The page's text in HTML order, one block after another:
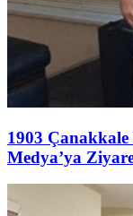
1903 Çanakkale
Medya’ya